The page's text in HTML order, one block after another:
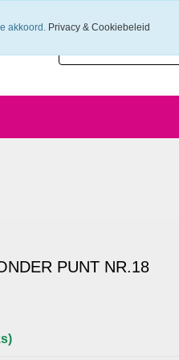
PUNT NR.18
akkoord. Privacy & Cookiebeleid